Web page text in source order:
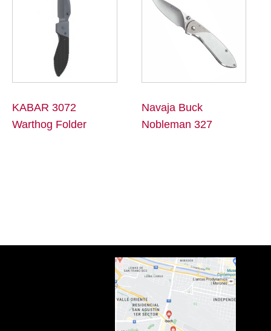
KABAR 3072
Warthog Folder
Navaja Buck
Nobleman 327